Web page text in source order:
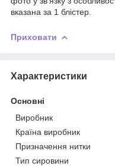
вказана за 1 блістер.
Приховати
Характеристики
Основні
Виробник
Країна виробник
Призначення нитки
Тип сировини